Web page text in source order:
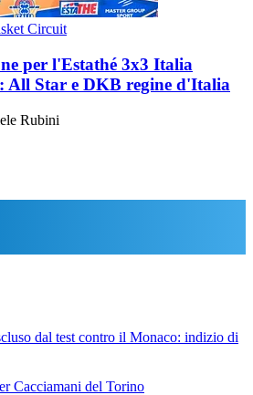
Circuit
per l'Estathé 3x3 Italia
All Star e DKB regine d'Italia
Rubini
dal test contro il Monaco: indizio di
Cacciamani del Torino